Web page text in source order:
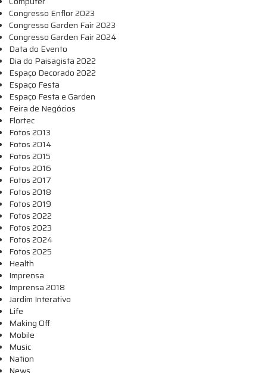
Congresso Enflor 2023
Congresso Garden Fair 2023
Congresso Garden Fair 2024
Data do Evento
Dia do Paisagista 2022
Espaço Decorado 2022
Espaço Festa
Espaço Festa e Garden
Feira de Negócios
Flortec
Fotos 2013
Fotos 2014
Fotos 2015
Fotos 2016
Fotos 2017
Fotos 2018
Fotos 2019
Fotos 2022
Fotos 2023
Fotos 2024
Fotos 2025
Health
Imprensa
Imprensa 2018
Jardim Interativo
Life
Making Off
Mobile
Music
Nation
News